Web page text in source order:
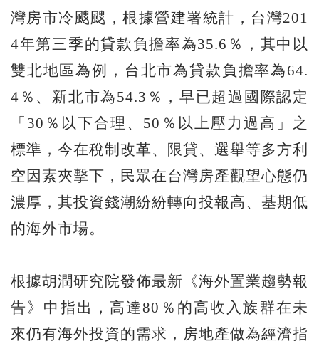
灣房市冷颼颼，根據營建署統計，台灣201
4年第三季的貸款負擔率為35.6％，其中以
雙北地區為例，台北市為貸款負擔率為64.
4％、新北市為54.3％，早已超過國際認定
「30％以下合理、50％以上壓力過高」之
標準，今在稅制改革、限貸、選舉等多方利
空因素夾擊下，民眾在台灣房產觀望心態仍
濃厚，其投資錢潮紛紛轉向投報高、基期低
的海外市場。
根據胡潤研究院發佈最新《海外置業趨勢報
告》中指出，高達80％的高收入族群在未
來仍有海外投資的需求，房地產做為經濟指